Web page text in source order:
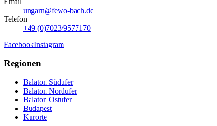
Email
ungarn@fewo-bach.de
Telefon
+49 (0)7023/9577170
FacebookInstagram
Regionen
Balaton Südufer
Balaton Nordufer
Balaton Ostufer
Budapest
Kurorte